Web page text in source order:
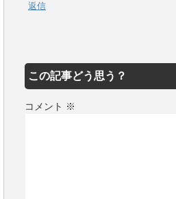
返信
この記事どう思う？
コメント ※